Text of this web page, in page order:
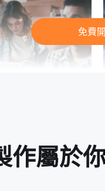
免費
作屬於